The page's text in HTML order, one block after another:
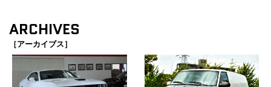
ARCHIVES
［アーカイブス］